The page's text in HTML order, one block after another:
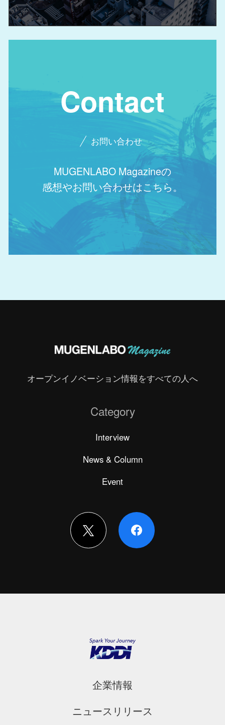
Contact
お問い合わせ
MUGENLABO Magazineの
感想やお問い合わせはこちら。
オープンイノベーション情報をすべての人へ
Category
Interview
News & Column
Event
企業情報
ニュースリリース